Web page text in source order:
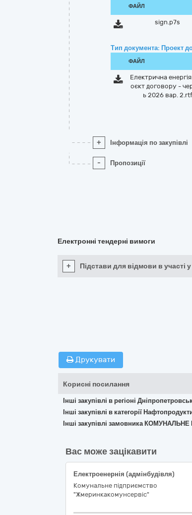
ФАЙЛ
sign.p7s
Тип документа: Проект
ФАЙЛ
Електрична
оєкт договору -
ь 2026 вар. 2.rtf
+ Інформація по закупівлі
- Пропозиції
Електронні тендерні вимоги
+ Підстави для відмови в участі
Друкувати
Корисні посилання
Інші закупівлі в регіоні
Інші закупівлі в категорії
Інші закупівлі замовника
Вас може зацікавити
Електроенернія (адмінбудівля)
Комунальне підприємство
"Жмеринкакомунсервіс"